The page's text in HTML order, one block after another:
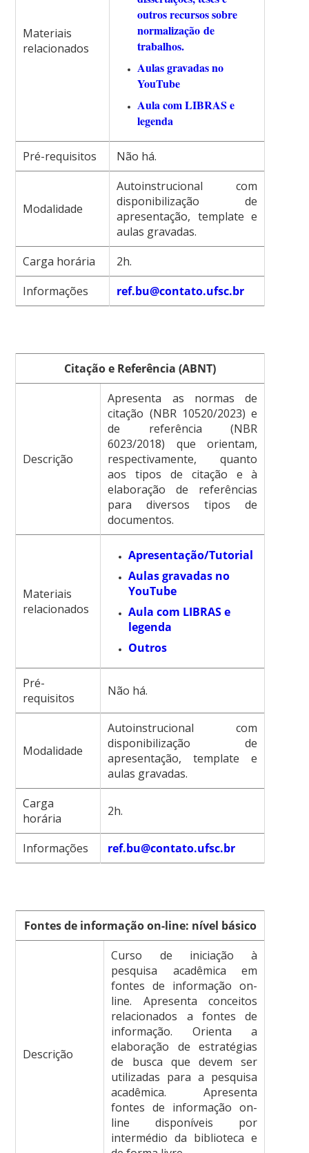
Materiais
relacionados
outros recursos sobre
normalização de
trabalhos.
Aulas gravadas no
YouTube
Aula com LIBRAS e
legenda
Pré-requisitos Não há.
Modalidade
Autoinstrucional com
disponibilização de
apresentação, template e
aulas gravadas.
Carga horária
2h.
Informações
ref.bu@contato.ufsc.br
Citação e Referência (ABNT)
Descrição
Apresenta as normas de
citação (NBR 10520/2023) e
de referência (NBR
6023/2018) que orientam,
respectivamente, quanto
aos tipos de citação e à
elaboração de referências
para diversos tipos de
documentos.
Materiais
relacionados
Apresentação/Tutorial
Aulas gravadas no
YouTube
Aula com LIBRAS e
legenda
Outros
Pré-
requisitos
Não há.
Modalidade
Autoinstrucional com
disponibilização de
apresentação, template e
aulas gravadas.
Carga
horária
2h.
Informações ref.bu@contato.ufsc.br
Fontes de informação on-line: nível básico
Descrição
Curso de iniciação à
pesquisa acadêmica em
fontes de informação on-
line. Apresenta conceitos
relacionados a fontes de
informação. Orienta a
elaboração de estratégias
de busca que devem ser
utilizadas para a pesquisa
acadêmica. Apresenta
fontes de informação on-
line disponíveis por
intermédio da biblioteca e